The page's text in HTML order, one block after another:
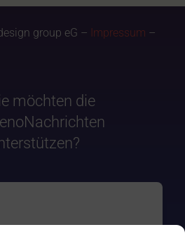
group eG – Impressum –
möchten die